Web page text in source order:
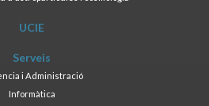
UCIE
Serveis
i Administració
Informàtica